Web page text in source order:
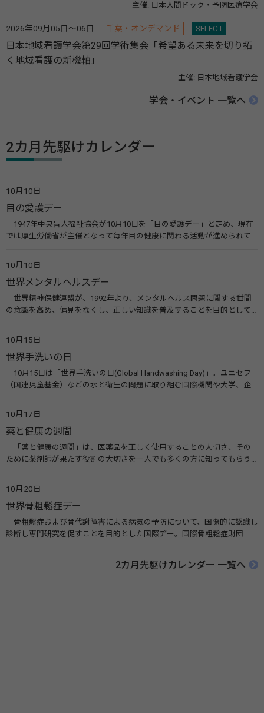
主催: 日本人間ドック・予防医療学会
2026年09月05日～06日 千葉・オンデマンド SELECT
日本地域看護学会第29回学術集会「希望ある未来を切り拓
く地域看護の新機軸」
主催: 日本地域看護学会
学会・イベント 一覧へ
2カ月先駆けカレンダー
10月10日
目の愛護デー
1947年中央盲人福祉協会が10月10日を「目の愛護デー」と定め、現在
では厚生労働省が主催となって毎年目の健康に関わる活動が進められて
会）
10月10日
世界メンタルヘルスデー
世界精神保健連盟が、1992年より、メンタルヘルス問題に関する世間
の意識を高め、偏見をなくし、正しい知識を普及することを目的として、
す。 関連リンク 世界メンタルヘルスデー（厚生労働省） 働く人のメンタ
ルヘルス・ポータルサイト「こころの耳」（厚生労働省）
10月15日
世界手洗いの日
10月15日は「世界手洗いの日(Global Handwashing Day)」。ユニセフ
（国連児童基金）などの水と衛生の問題に取り組む国際機関や大学、企
10月17日
薬と健康の週間
「薬と健康の週間」は、医薬品を正しく使用することの大切さ、その
ために薬剤師が果たす役割の大切さを一人でも多くの方に知ってもらう
伝えたい！薬との付き合い方」（保健指導リソースガイド）
10月20日
世界骨粗鬆症デー
骨粗鬆症および骨代謝障害による病気の予防について、国際的に認識し
診断し専門研究を促すことを目的とした国際デー。国際骨粗鬆症財団
法人 骨粗鬆症財団 世界骨粗鬆症デー（WOD）2カ月先駆けカレンダー 一覧へ